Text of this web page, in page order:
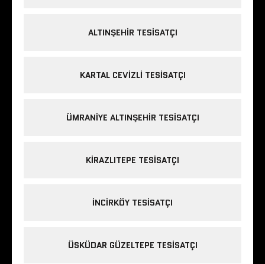
ALTINŞEHIR TESISATÇI
KARTAL CEVIZLI TESISATÇI
ÜMRANIYE ALTINŞEHIR TESISATÇI
KIRAZLITEPE TESISATÇI
INCIRKÖY TESISATÇI
ÜSKÜDAR GÜZELTEPE TESISATÇI